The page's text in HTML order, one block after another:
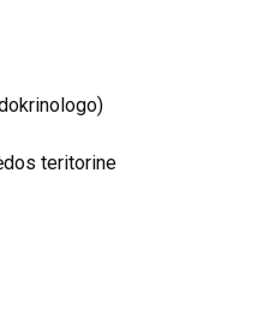
teritorine